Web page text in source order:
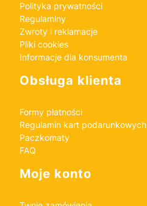
Polityka prywatności
Regulaminy
Zwroty i reklamacje
Pliki cookies
Informacje dla konsumenta
Obsługa klienta
Formy płatności
Regulamin kart podarunkowych
Paczkomaty
FAQ
Moje konto